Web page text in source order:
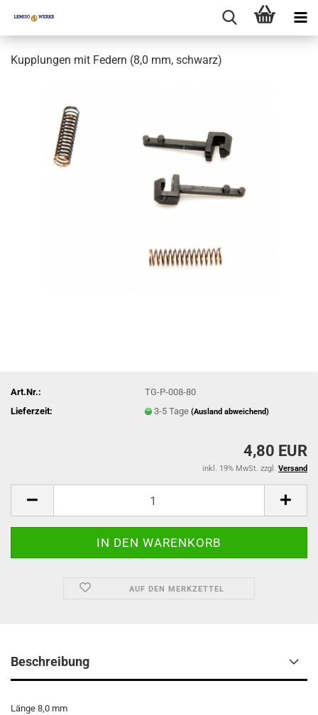
Kupplungen mit Federn (8,0 mm, schwarz)
Art.Nr.:
TG-P-008-80
Lieferzeit:
3-5 Tage(Ausland abweichend)
4,80 EUR
inkl. 19% MwSt. zzgl. Versand
AUF DEN MERKZETTEL
Beschreibung
Länge 8,0 mm